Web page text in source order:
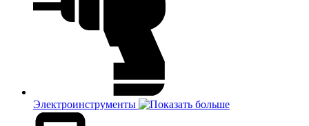
Электроинструменты